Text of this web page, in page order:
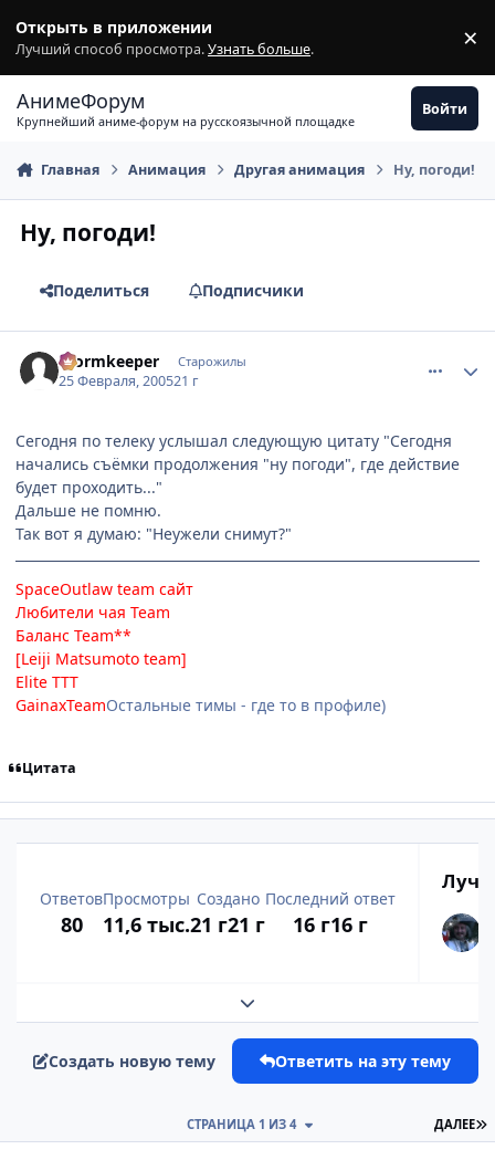
Открыть в приложении
Лучший способ просмотра.Узнать больше. ×
АнимеФорум
Крупнейший аниме-форум на русскоязычной площадке
Войти
Главная Анимация Другая анимация Ну, погоди!
Ну, погоди!
Поделиться Подписчики
Wormkeeper Старожилы
25 Февраля, 200521 г
Сегодня по телеку услышал следующую цитату "Сегодня
начались съёмки продолжения "ну погоди", где действие
будет проходить..."
Дальше не помню.
Так вот я думаю: "Неужели снимут?"
SpaceOutlaw team сайт
Любители чая Team
Баланс Team**
[Leiji Matsumoto team]
Elite TTT
GainaxTeamОстальные тимы - где то в профиле)
Цитата
Ответов
80
Просмотры
11,6 тыс.
Создано
21 г21 г
Последний ответ
16 г16 г
Развернуть обзор темы
Создать новую тему Ответить на эту тему
ДАЛЕЕ
СТРАНИЦА 1 ИЗ 4